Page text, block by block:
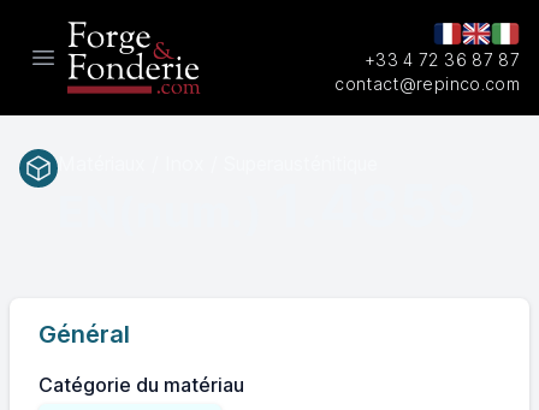
Open main menu
+33 4 72 36 87 87
contact@repinco.com
Général
Catégorie du matériau